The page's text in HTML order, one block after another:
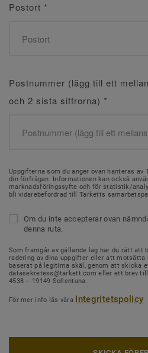
Postort *
Postnummer (lägg till ett
och 2 sista siffrorna) *
Uppgifterna som du anger ovan hanteras
din förfrågan. Informationen kan också
marknadsföringssyfte och för statistik/
bli vidarebefordrad till Tarketts
Om du inte accepterar ovan
denna ruta.
Som framgår av gällande lag har du rätt att
radering av dina uppgifter eller att motsätta
baserat på legitima skäl, genom att skicka
datasekretess@tarkett.com eller ett brev
4538 – 19149 Sollentuna.
För mer info läs våra Integritetspolicy